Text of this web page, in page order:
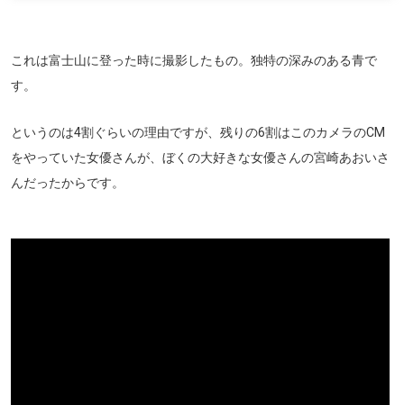
これは富士山に登った時に撮影したもの。独特の深みのある青で
す。
というのは4割ぐらいの理由ですが、残りの6割はこのカメラのCM
をやっていた女優さんが、ぼくの大好きな女優さんの宮崎あおいさ
んだったからです。